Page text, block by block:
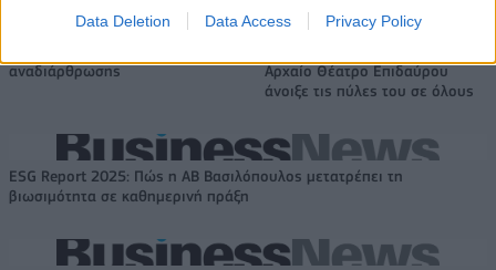
Data Deletion Data Access Privacy Policy
αναδιάρθρωσης
Αρχαίο Θέατρο Επιδαύρου
άνοιξε τις πύλες του σε όλους
ESG Report 2025: Πώς η ΑΒ Βασιλόπουλος μετατρέπει τη
βιωσιμότητα σε καθημερινή πράξη